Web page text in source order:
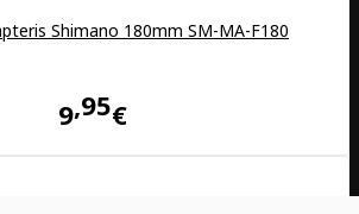
Shimano 180mm SM-MA-F180
9 95€